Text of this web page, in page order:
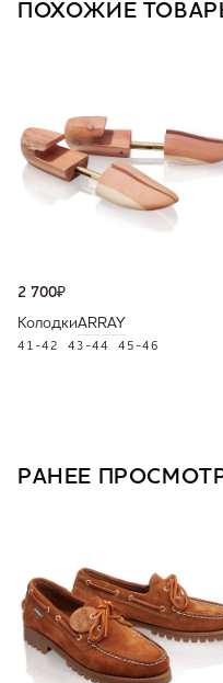
ПОХОЖИЕ
2 700₽
КолодкиARRAY
41-42 43-44 45-46
РАНЕЕ